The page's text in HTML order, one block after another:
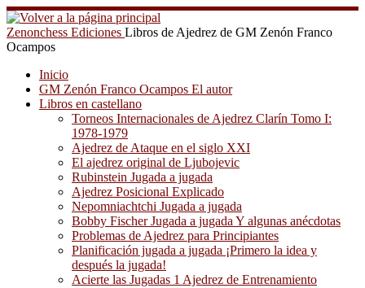
Saltar
al
contenido
Zenonchess Ediciones Libros de Ajedrez de GM Zenón Franco
Ocampos
Inicio
GM Zenón Franco Ocampos El autor
Libros en castellano
Torneos Internacionales de Ajedrez Clarín Tomo I:
1978-1979
Ajedrez de Ataque en el siglo XXI
El ajedrez original de Ljubojevic
Rubinstein Jugada a jugada
Ajedrez Posicional Explicado
Nepomniachtchi Jugada a jugada
Bobby Fischer Jugada a jugada Y algunas anécdotas
Problemas de Ajedrez para Principiantes
Planificación jugada a jugada ¡Primero la idea y
después la jugada!
Acierte las Jugadas 1 Ajedrez de Entrenamiento